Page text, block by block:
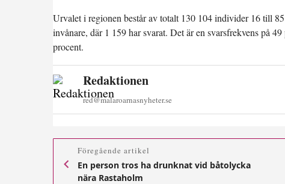
Urvalet i regionen består av totalt 130 104 individer 16 till
invånare, där 1 159 har svarat. Det är en svarsfrekvens på
procent.
Redaktionen
red@malaroarnasnyheter.se
Föregående artikel
En person tros ha drunknat vid båtolycka
nära Rastaholm